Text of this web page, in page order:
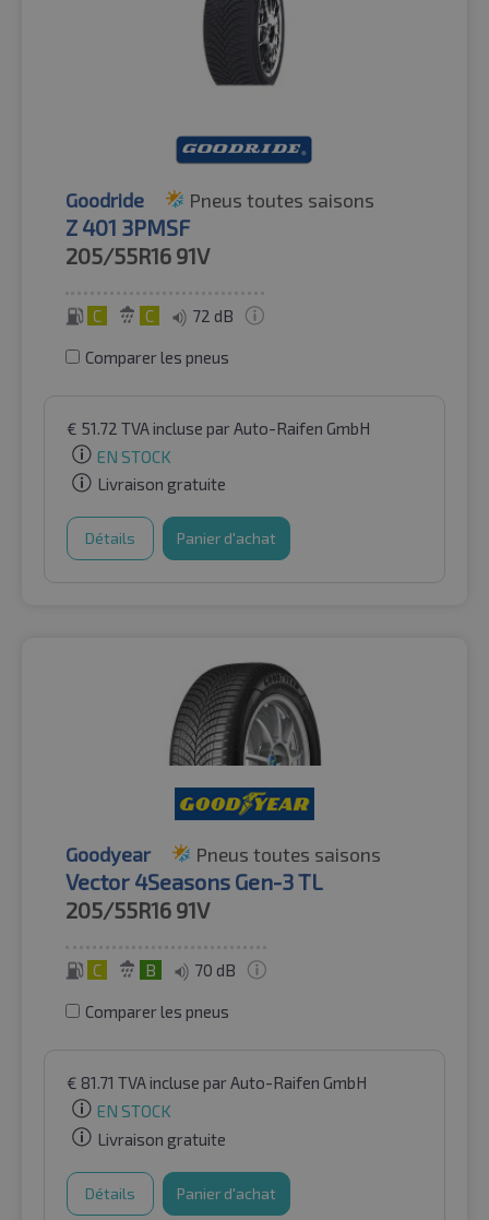
Goodride Pneus toutes saisons
Z 401 3PMSF
205/55R16 91V
C C 72 dB
Comparer les pneus
€ 51.72 TVA incluse par Auto-Raifen GmbH
EN STOCK
Livraison gratuite
Détails Panier d'achat
Goodyear Pneus toutes saisons
Vector 4Seasons Gen-3 TL
205/55R16 91V
C B 70 dB
Comparer les pneus
€ 81.71 TVA incluse par Auto-Raifen GmbH
EN STOCK
Livraison gratuite
Détails Panier d'achat